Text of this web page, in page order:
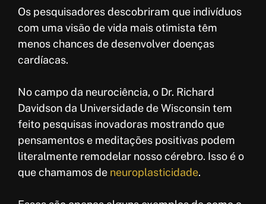
Os pesquisadores descobriram que indivíduos
com uma visão de vida mais otimista têm
menos chances de desenvolver doenças
cardíacas.
No campo da neurociência, o Dr. Richard
Davidson da Universidade de Wisconsin tem
feito pesquisas inovadoras mostrando que
pensamentos e meditações positivas podem
literalmente remodelar nosso cérebro. Isso é o
que chamamos de neuroplasticidade.